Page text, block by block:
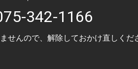
342-1166
せんので、 解除しておかけ直しくだ